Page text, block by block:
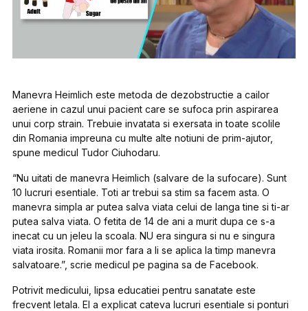
Manevra Heimlich este metoda de dezobstructie a cailor
aeriene in cazul unui pacient care se sufoca prin aspirarea
unui corp strain. Trebuie invatata si exersata in toate scolile
din Romania impreuna cu multe alte notiuni de prim-ajutor,
spune medicul Tudor Ciuhodaru.
“Nu uitati de manevra Heimlich (salvare de la sufocare). Sunt
10 lucruri esentiale. Toti ar trebui sa stim sa facem asta. O
manevra simpla ar putea salva viata celui de langa tine si ti-ar
putea salva viata. O fetita de 14 de ani a murit dupa ce s-a
inecat cu un jeleu la scoala. NU era singura si nu e singura
viata irosita. Romanii mor fara a li se aplica la timp manevra
salvatoare.”, scrie medicul pe pagina sa de Facebook.
Potrivit medicului, lipsa educatiei pentru sanatate este
frecvent letala. El a explicat cateva lucruri esentiale si ponturi